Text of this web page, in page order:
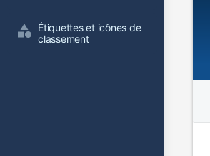
Étiquettes et icônes de
classement